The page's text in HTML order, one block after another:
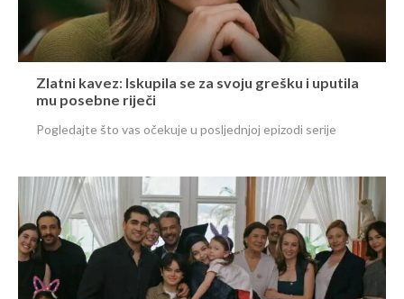
Zlatni kavez: Iskupila se za svoju grešku i uputila
mu posebne riječi
Pogledajte što vas očekuje u posljednjoj epizodi serije